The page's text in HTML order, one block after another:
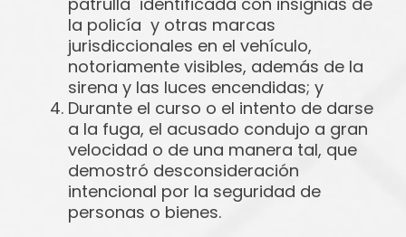
la policía y otras marcas
jurisdiccionales en el vehículo,
notoriamente visibles, además de la
sirena y las luces encendidas; y
Durante el curso o el intento de darse
a la fuga, el acusado condujo a gran
velocidad o de una manera tal, que
demostró desconsideración
intencional por la seguridad de
personas o bienes.